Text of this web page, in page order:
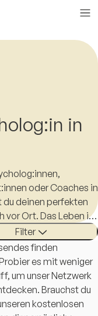
in
oder Coaches in
deinen perfekten
vor Ort. Das Leben ist
in Kolkata zu
Filter
finden
es mit weniger
um unser Netzwerk
Brauchst du
kostenlosen